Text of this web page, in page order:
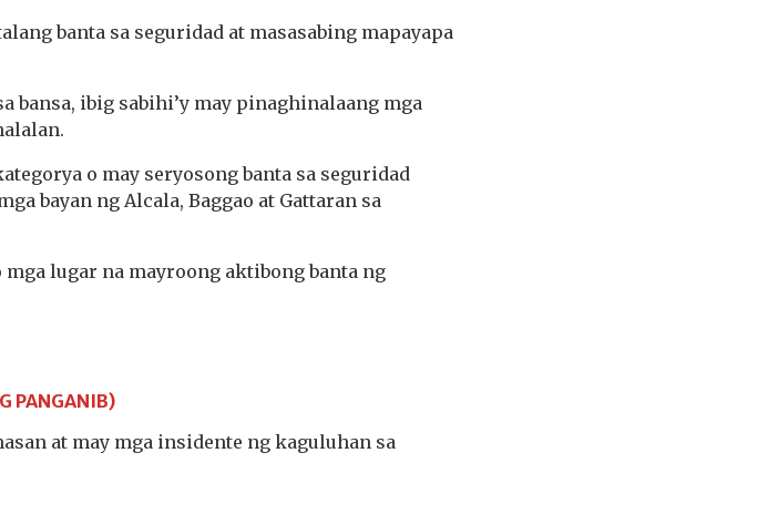
banta sa seguridad at masasabing mapayapa
bansa, ibig sabihi’y may pinaghinalaang mga
o may seryosong banta sa seguridad
bayan ng Alcala, Baggao at Gattaran sa
mga lugar na mayroong aktibong banta ng
PANGANIB)
at may mga insidente ng kaguluhan sa